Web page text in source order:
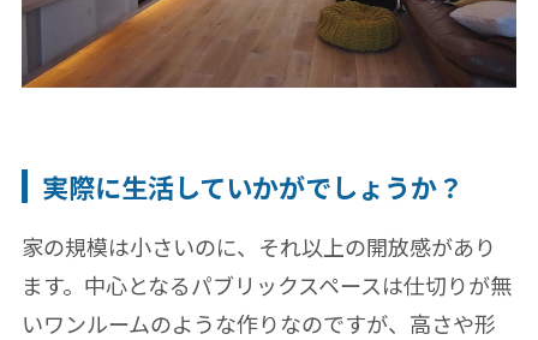
実際に生活していかがでしょうか？
家の規模は小さいのに、それ以上の開放感があり
ます。中心となるパブリックスペースは仕切りが無
いワンルームのような作りなのですが、高さや形